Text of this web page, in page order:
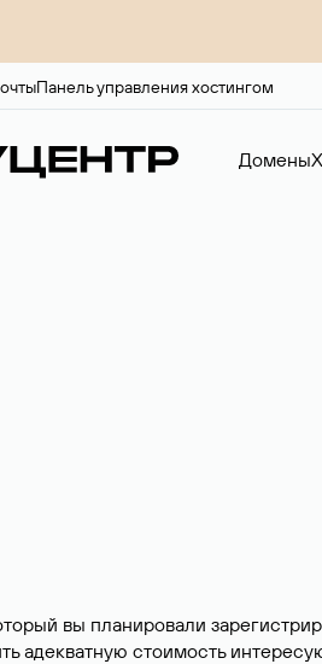
Панель управления хостингом
Домены
вы планировали
адекватную стоимость